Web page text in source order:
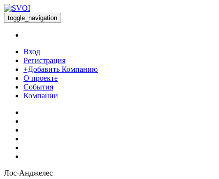
toggle_navigation
Вход
Регистрация
+Добавить Компанию
О проекте
События
Компании
Лос-Анджелес